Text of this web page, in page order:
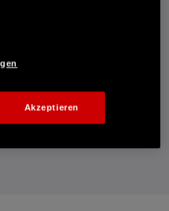
Akzeptieren